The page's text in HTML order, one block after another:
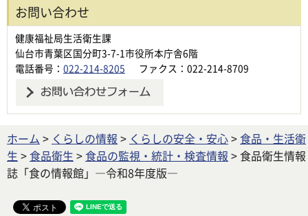
お問い合わせ
健康福祉局生活衛生課
仙台市青葉区国分町3-7-1市役所本庁舎6階
電話番号： 022-214-8205 ファクス：022-214-8709
ホーム > くらしの情報 > くらしの安全・安心>食品・生活衛
生 >食品衛生 >食品の監視・統計・検査情報 > 食品衛生情報
誌「食の情報館」―令和8年度版―